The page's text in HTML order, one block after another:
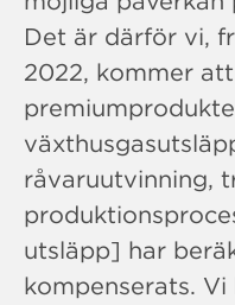
Det är därför vi,
2022, kommer
råvaruutvinning,
utsläpp] har
kompenserats.